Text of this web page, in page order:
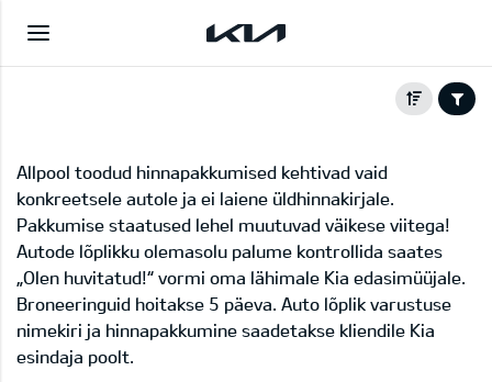
Allpool toodud hinnapakkumised kehtivad vaid
konkreetsele autole ja ei laiene üldhinnakirjale.
Pakkumise staatused lehel muutuvad väikese viitega!
Autode lõplikku olemasolu palume kontrollida saates
„Olen huvitatud!“ vormi oma lähimale Kia edasimüüjale.
Broneeringuid hoitakse 5 päeva. Auto lõplik varustuse
nimekiri ja hinnapakkumine saadetakse kliendile Kia
esindaja poolt.